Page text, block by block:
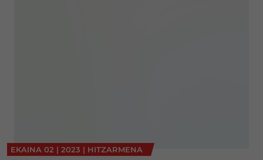
EKAINA 02 | 2023 | HITZARMENA